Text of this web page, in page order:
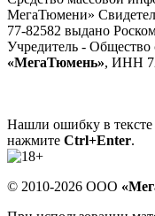
МегаТюмени»
77-82582 выдано
Учредитель - Общество
«МегаТюмень», ИНН
Нашли ошибку в
нажмите Ctrl+Enter.
© 2010-2026 ООО